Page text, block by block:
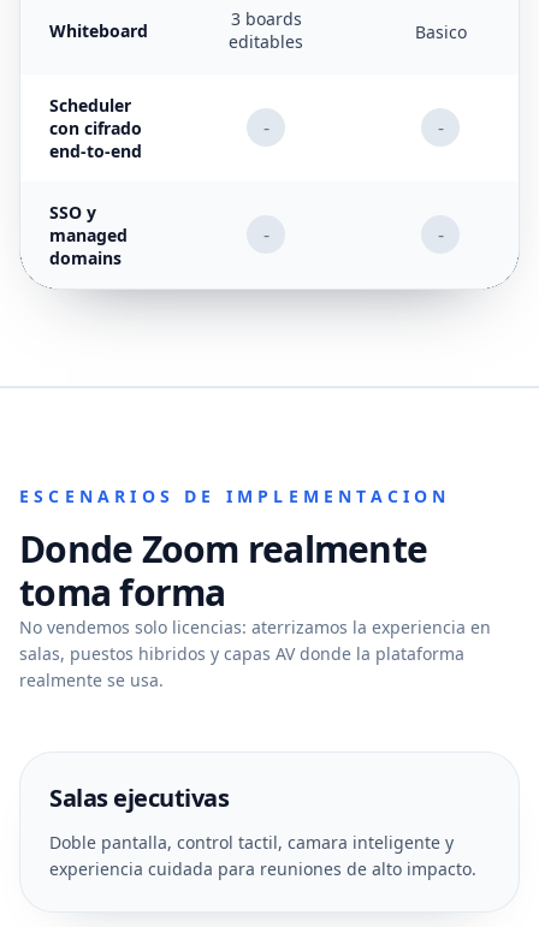
Whiteboard
3 boards
editables
Basico
Scheduler
con cifrado
end-to-end
- -
SSO y
managed
domains
- -
ESCENARIOS DE IMPLEMENTACION
Donde Zoom realmente
toma forma
No vendemos solo licencias: aterrizamos la experiencia en
salas, puestos hibridos y capas AV donde la plataforma
realmente se usa.
Salas ejecutivas
Doble pantalla, control tactil, camara inteligente y
experiencia cuidada para reuniones de alto impacto.